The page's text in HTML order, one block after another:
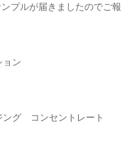
プルが届きましたのでご報
ョン
グ コンセントレート